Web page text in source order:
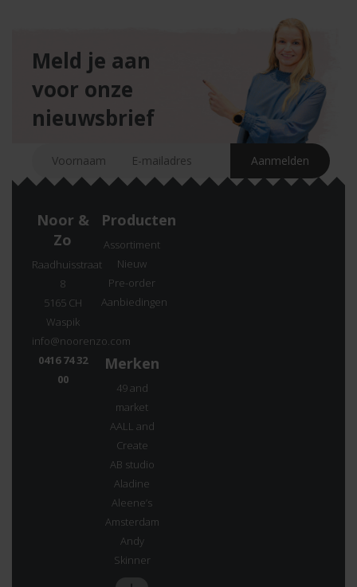
Meld je aan
voor onze
nieuwsbrief
Noor &
Zo
Raadhuisstraat
8
5165 CH
Waspik
info@noorenzo.com
0416 74 32
00
Producten
Assortiment
Nieuw
Pre-order
Aanbiedingen
Merken
49 and
market
AALL and
Create
AB studio
Aladine
Aleene’s
Amsterdam
Andy
Skinner